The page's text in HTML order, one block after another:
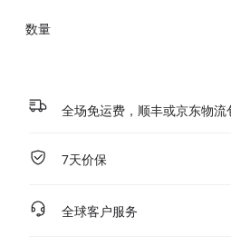
数量
全场免运费，顺丰或京东物流
7天价保
全球客户服务